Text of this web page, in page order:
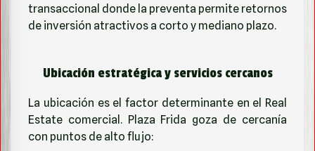
transaccional donde la preventa permite retornos
de inversión atractivos a corto y mediano plazo.
Ubicación estratégica y servicios cercanos
La ubicación es el factor determinante en el Real
Estate comercial. Plaza Frida goza de cercanía
con puntos de alto flujo: